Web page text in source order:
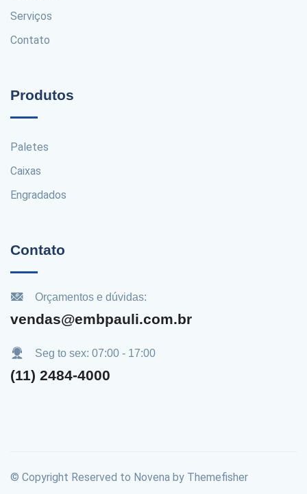
Serviços
Contato
Produtos
Paletes
Caixas
Engradados
Contato
Orçamentos e dúvidas:
vendas@embpauli.com.br
Seg to sex: 07:00 - 17:00
(11) 2484-4000
© Copyright Reserved to Novena by Themefisher